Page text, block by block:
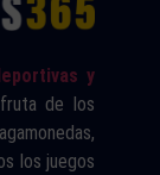
y
de los
los juegos